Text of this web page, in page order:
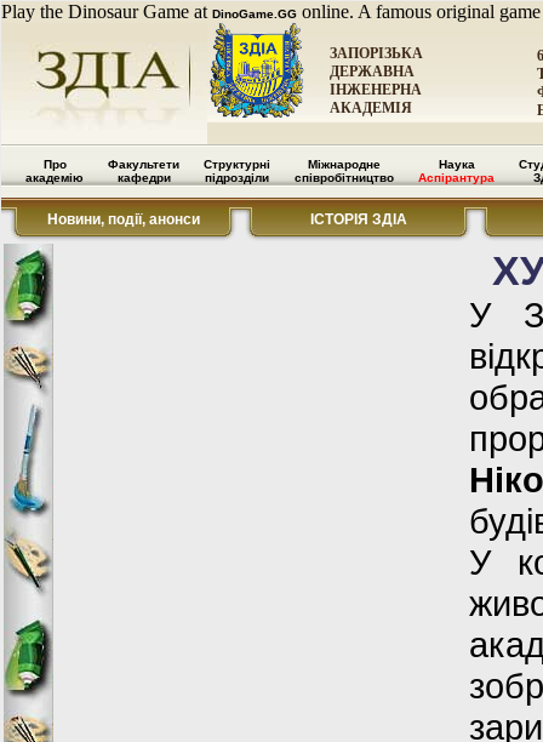
Play the Dinosaur Game at DinoGame.GG online. A famous original
ЗАПОРІЗЬКА
ДЕРЖАВНА
ІНЖЕНЕРНА
АКАДЕМІЯ
Про
академію
Факультети
кафедри
Структурні
підрозділи
Міжнародне
співробітництво
Наука
Аспірантура
Новини, події, анонси ІСТОРІЯ ЗДІА
У
У